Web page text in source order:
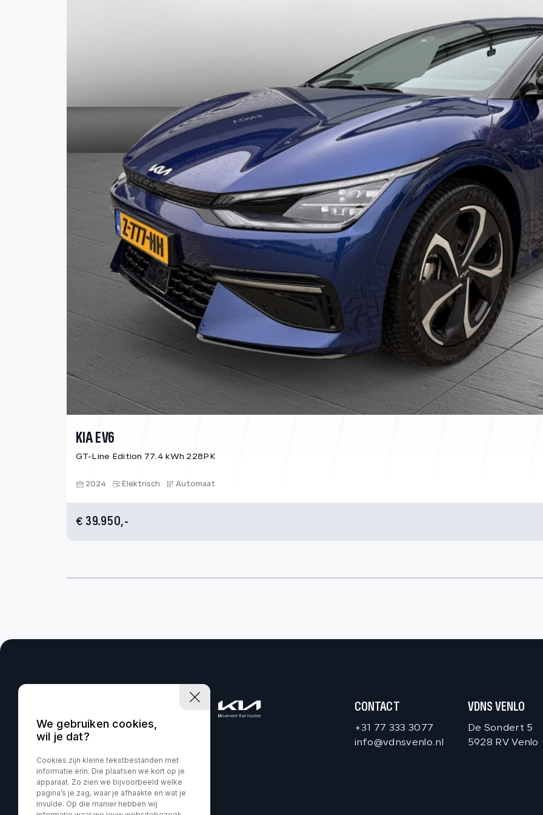
KIA EV6
GT-Line Edition 77.4 kWh 228PK
2024 Elektrisch Automaat
€ 39.950,-
CONTACT
+31 77 333 3077
info@vdnsvenlo.nl
VDNS VENLO
De Sondert 5
5928 RV Venlo
We gebruiken cookies,
wil je dat?
Cookies zijn kleine tekstbestanden met
informatie erin. Die plaatsen we kort op je
apparaat. Zo zien we bijvoorbeeld welke
pagina’s je zag, waar je afhaakte en wat je
invulde. Op die manier hebben wij